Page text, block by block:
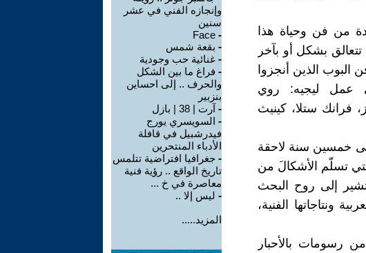
من فن وحياة هذا
تتعالق بشكل أو بآخر
الذين أنجزوا
عمل ليجيه: روي
فرانك ستلا، كينيث
خمسين سنة لاحقة
تسلّم الأشكالَ من
إلى روح البحث
ونتاجاتها الفنية،
رسومات بالأحبار
وإنجازه الفني في عشر
سنين
-
Face
- بقعة شمس
- غنائية حب وجودية
- فراغ ما بين الشكل
والحرف .. إلى احساين
بنزبير
- آرت | 38 | بازل
- السويسري يورج
فيدرشبيل في قافلة
الأدباء المنتحرين
- جغرافيا افتراضية تتلمس
تاريخ الواقع .. رؤية فنية
معاصرة في خ ...
- ليس إلا ..
المزيد.....